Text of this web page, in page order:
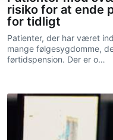
risiko for at ende
for tidligt
Patienter, der har været
mange følgesygdomme,
førtidspension. Der er o…